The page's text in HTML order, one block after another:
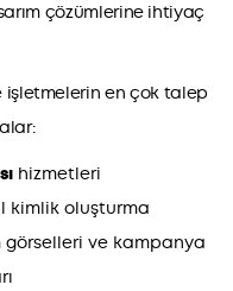
çözümlerine ihtiyaç
işletmelerin en çok talep
hizmetleri
kimlik oluşturma
ve kampanya